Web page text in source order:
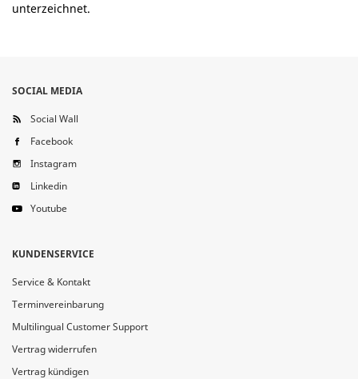
unterzeichnet.
SOCIAL MEDIA
Social Wall
Facebook
Instagram
Linkedin
Youtube
KUNDENSERVICE
Service & Kontakt
Terminvereinbarung
Multilingual Customer Support
Vertrag widerrufen
Vertrag kündigen